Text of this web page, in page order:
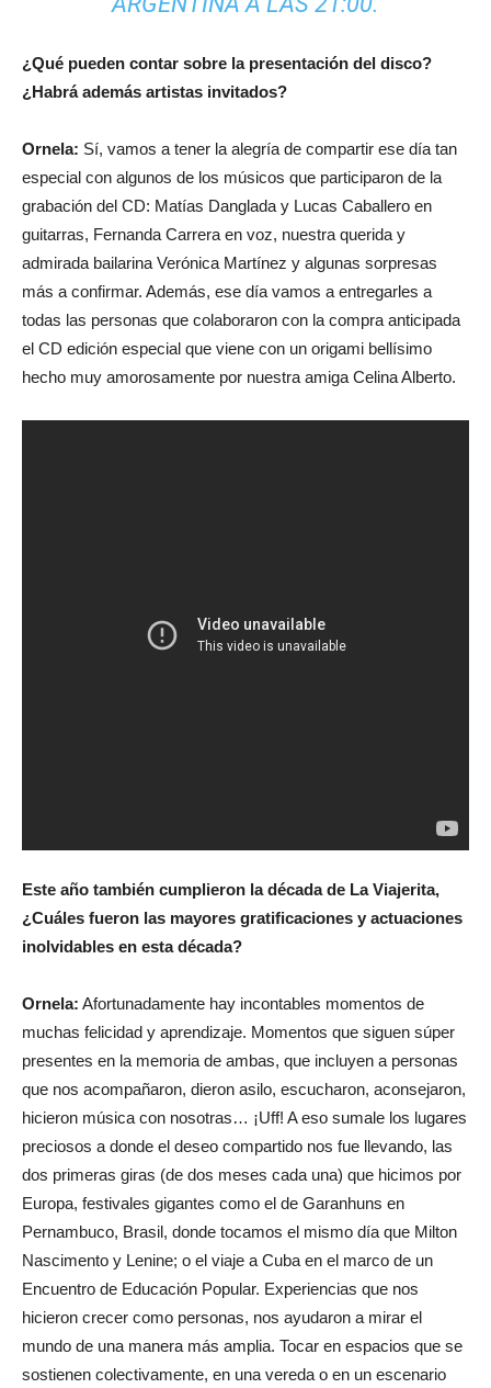
¿Qué pueden contar sobre la presentación del disco?
¿Habrá además artistas invitados?
Ornela: Sí, vamos a tener la alegría de compartir ese día tan
especial con algunos de los músicos que participaron de la
grabación del CD: Matías Danglada y Lucas Caballero en
guitarras, Fernanda Carrera en voz, nuestra querida y
admirada bailarina Verónica Martínez y algunas sorpresas
más a confirmar. Además, ese día vamos a entregarles a
todas las personas que colaboraron con la compra anticipada
el CD edición especial que viene con un origami bellísimo
hecho muy amorosamente por nuestra amiga Celina Alberto.
Este año también cumplieron la década de La Viajerita,
¿Cuáles fueron las mayores gratificaciones y actuaciones
inolvidables en esta década?
Ornela: Afortunadamente hay incontables momentos de
muchas felicidad y aprendizaje. Momentos que siguen súper
presentes en la memoria de ambas, que incluyen a personas
que nos acompañaron, dieron asilo, escucharon, aconsejaron,
hicieron música con nosotras… ¡Uff! A eso sumale los lugares
preciosos a donde el deseo compartido nos fue llevando, las
dos primeras giras (de dos meses cada una) que hicimos por
Europa, festivales gigantes como el de Garanhuns en
Pernambuco, Brasil, donde tocamos el mismo día que Milton
Nascimento y Lenine; o el viaje a Cuba en el marco de un
Encuentro de Educación Popular. Experiencias que nos
hicieron crecer como personas, nos ayudaron a mirar el
mundo de una manera más amplia. Tocar en espacios que se
sostienen colectivamente, en una vereda o en un escenario